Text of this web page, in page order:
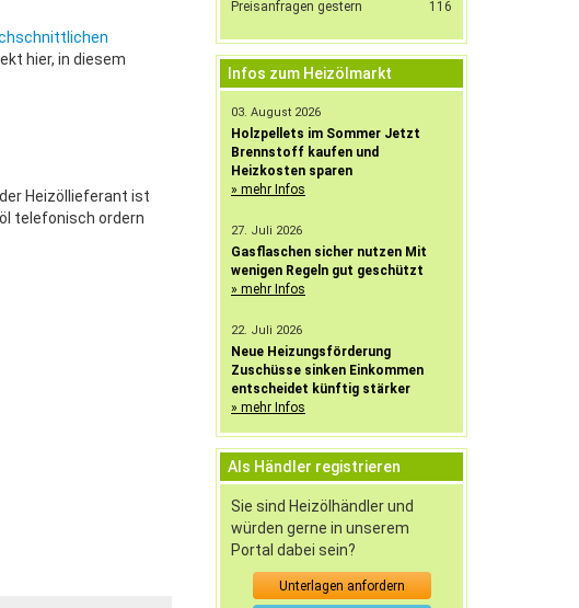
hier, in diesem
Heizöllieferant ist
telefonisch ordern
Preisanfragen gestern 116
Infos zum Heizölmarkt
03. August 2026
Holzpellets im Sommer Jetzt
Brennstoff kaufen und
Heizkosten sparen
» mehr Infos
27. Juli 2026
Gasflaschen sicher nutzen Mit
wenigen Regeln gut geschützt
» mehr Infos
22. Juli 2026
Neue Heizungsförderung
Zuschüsse sinken Einkommen
entscheidet künftig stärker
» mehr Infos
Als Händler registrieren
Sie sind Heizölhändler und
würden gerne in unserem
Portal dabei sein?
Unterlagen anfordern